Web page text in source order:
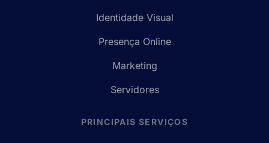
Identidade Visual
Presença Online
Marketing
Servidores
PRINCIPAIS SERVIÇOS